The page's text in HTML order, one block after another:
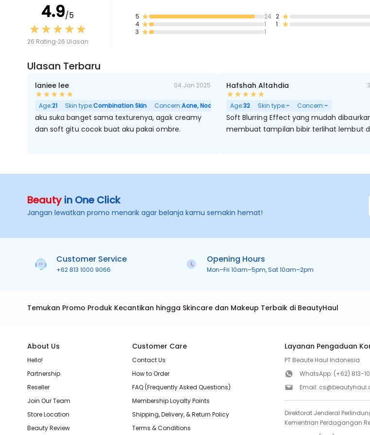
Dear Niki x Dear Aulia
Dear Aulia x Dear Vinna
Dear Debby x Dear Vinna
4.9/5
26 Rating 26 Ulasan
5
24
4
1
3
1
2
1
Ulasan Terbaru
laniee lee 04 Jan 2025
Age:21 Skin type:Combination Skin Concern:Acne, Noda Hitam, Kulit Kering, Berminyak, Pori Besar
aku suka banget sama texturenya, agak creamy
dan soft gitu cocok buat aku pakai ombre.
Hafshah Altahdia
Age:32 Skin type:- Concern:-
Soft Blurring Effect yang mudah
membuat tampilan bibir terlihat lembut
Beautyin One Click
Jangan lewatkan promo menarik agar belanja kamu semakin hemat!
Customer Service
+62 813 1000 9066
Opening Hours
Mon–Fri 10am–5pm, Sat 10am–2pm
Temukan Promo Produk Kecantikan hingga Skincare dan Makeup Terbaik di BeautyHaul
About Us
Hello!
Partnership
Reseller
Join Our Team
Store Location
Beauty Review
Customer Care
Contact Us
How to Order
FAQ (Frequently Asked Questions)
Membership Loyalty Points
Shipping, Delivery, & Return Policy
Terms & Conditions
Layanan Pengaduan
PT Beaute Haul Indonesia
WhatsApp: (+62) 813-
Email:
Direktorat Jenderal
Kementrian Perdagangan